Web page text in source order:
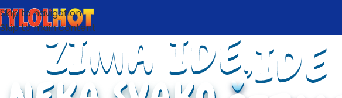
Skip to navigation
Skip to main content